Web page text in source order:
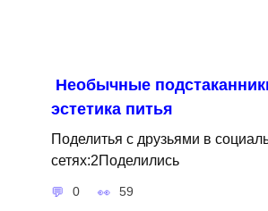
Необычные
эстетика питья
Поделитья с друзьями в
сетях:2Поделились
0 59